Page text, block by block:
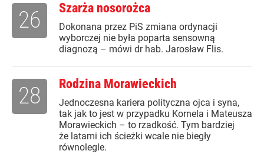
Szarża nosorożca
Dokonana przez PiS zmiana ordynacji
wyborczej nie była poparta sensowną
diagnozą – mówi dr hab. Jarosław Flis.
26
Rodzina Morawieckich
Jednoczesna kariera polityczna ojca i syna,
tak jak to jest w przypadku Kornela i Mateusza
Morawieckich – to rzadkość. Tym bardziej
że latami ich ścieżki wcale nie biegły
równolegle.
28